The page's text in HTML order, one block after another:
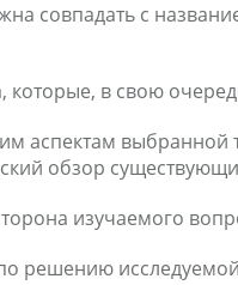
совпадать с
в свою
аспектам выбранной
обзор
изучаемого
решению